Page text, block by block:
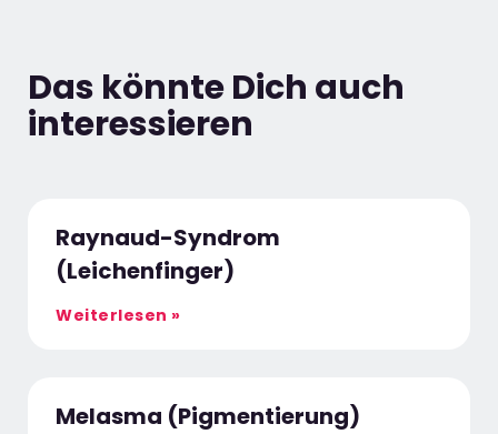
Das könnte Dich auch
interessieren
Raynaud-Syndrom
(Leichenfinger)
Weiterlesen »
Melasma (Pigmentierung)